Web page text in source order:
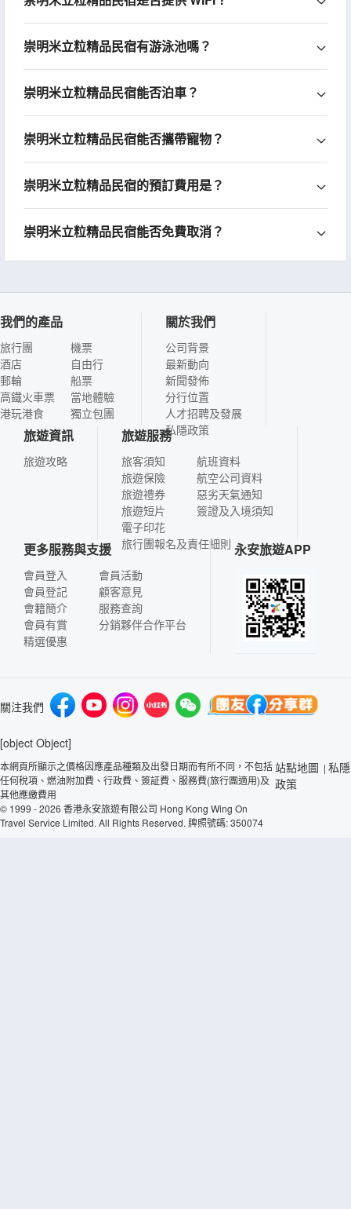
崇明米立粒精品民宿有游泳池嗎？
崇明米立粒精品民宿能否泊車？
崇明米立粒精品民宿能否攜帶寵物？
崇明米立粒精品民宿的預訂費用是？
崇明米立粒精品民宿能否免費取消？
我們的產品
旅行團
酒店
郵輪
高鐵火車票
港玩港食
機票
自由行
船票
當地體驗
獨立包團
關於我們
公司背景
最新動向
新聞發佈
分行位置
人才招聘及發展
私隱政策
旅遊資訊
旅遊攻略
旅遊服務
旅客須知
旅遊保險
旅遊禮券
旅遊短片
電子印花
航班資料
航空公司資料
惡劣天氣通知
簽證及入境須知
旅行團報名及責任細則
更多服務與支援
會員登入
會員登記
會籍簡介
會員有賞
精選優惠
會員活動
顧客意見
服務查詢
分銷夥伴合作平台
永安旅遊APP
關注我們
[object Object]
本網頁所顯示之價格因應產品種類及出發日期而有所不同，不包括
任何稅項、燃油附加費、行政費、簽証費、服務費(旅行團適用)及
其他應繳費用
© 1999 - 2026 香港永安旅遊有限公司 Hong Kong Wing On
Travel Service Limited. All Rights Reserved. 牌照號碼: 350074
站點地圖 | 私隱
政策